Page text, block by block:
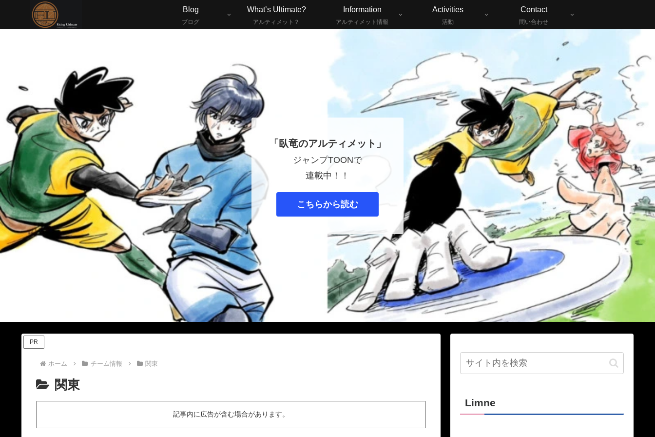
Blog
ブログ
What’s Ultimate?
アルティメット？
Information
アルティメット情報
Activities
活動
Contact
問い合わせ
「臥竜のアルティメット」
ジャンプTOONで
連載中！！
こちらから読む
PR
ホーム チーム情報 関東
関東
記事内に広告が含む場合があります。
Limne